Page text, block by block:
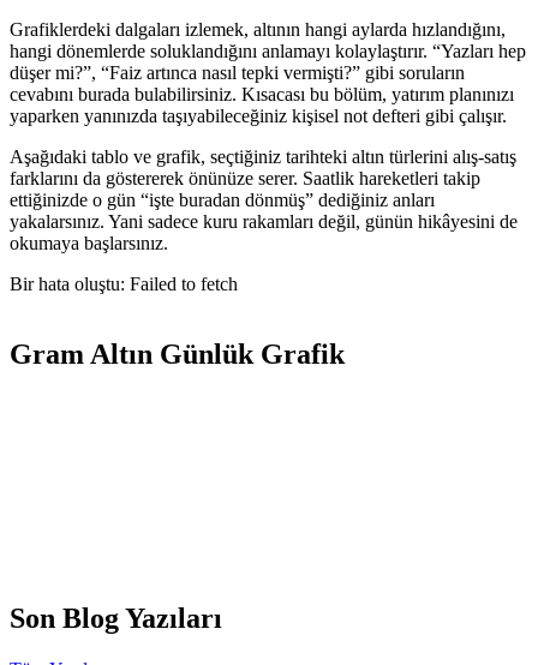
Grafiklerdeki dalgaları izlemek, altının hangi aylarda hızlandığını,
hangi dönemlerde soluklandığını anlamayı kolaylaştırır. “Yazları hep
düşer mi?”, “Faiz artınca nasıl tepki vermişti?” gibi soruların
cevabını burada bulabilirsiniz. Kısacası bu bölüm, yatırım planınızı
yaparken yanınızda taşıyabileceğiniz kişisel not defteri gibi çalışır.
Aşağıdaki tablo ve grafik, seçtiğiniz tarihteki altın türlerini alış-satış
farklarını da göstererek önünüze serer. Saatlik hareketleri takip
ettiğinizde o gün “işte buradan dönmüş” dediğiniz anları
yakalarsınız. Yani sadece kuru rakamları değil, günün hikâyesini de
okumaya başlarsınız.
Bir hata oluştu: Failed to fetch
Gram Altın Günlük Grafik
Son Blog Yazıları